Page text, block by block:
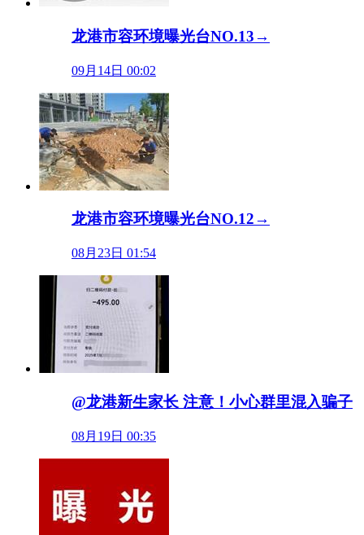
龙港市容环境曝光台NO.13→
09月14日 00:02
龙港市容环境曝光台NO.12→
08月23日 01:54
@龙港新生家长 注意！小心群里混入骗子
08月19日 00:35